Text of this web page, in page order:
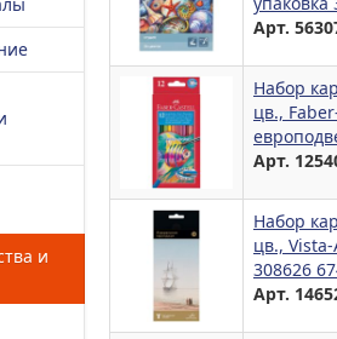
и
Арт.
Набор
цв.,
Арт.
Набор
цв.,
308626
Арт.